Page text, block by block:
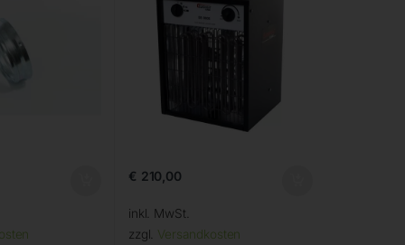
€ 210,00
inkl. MwSt.
zzgl. Versandkosten